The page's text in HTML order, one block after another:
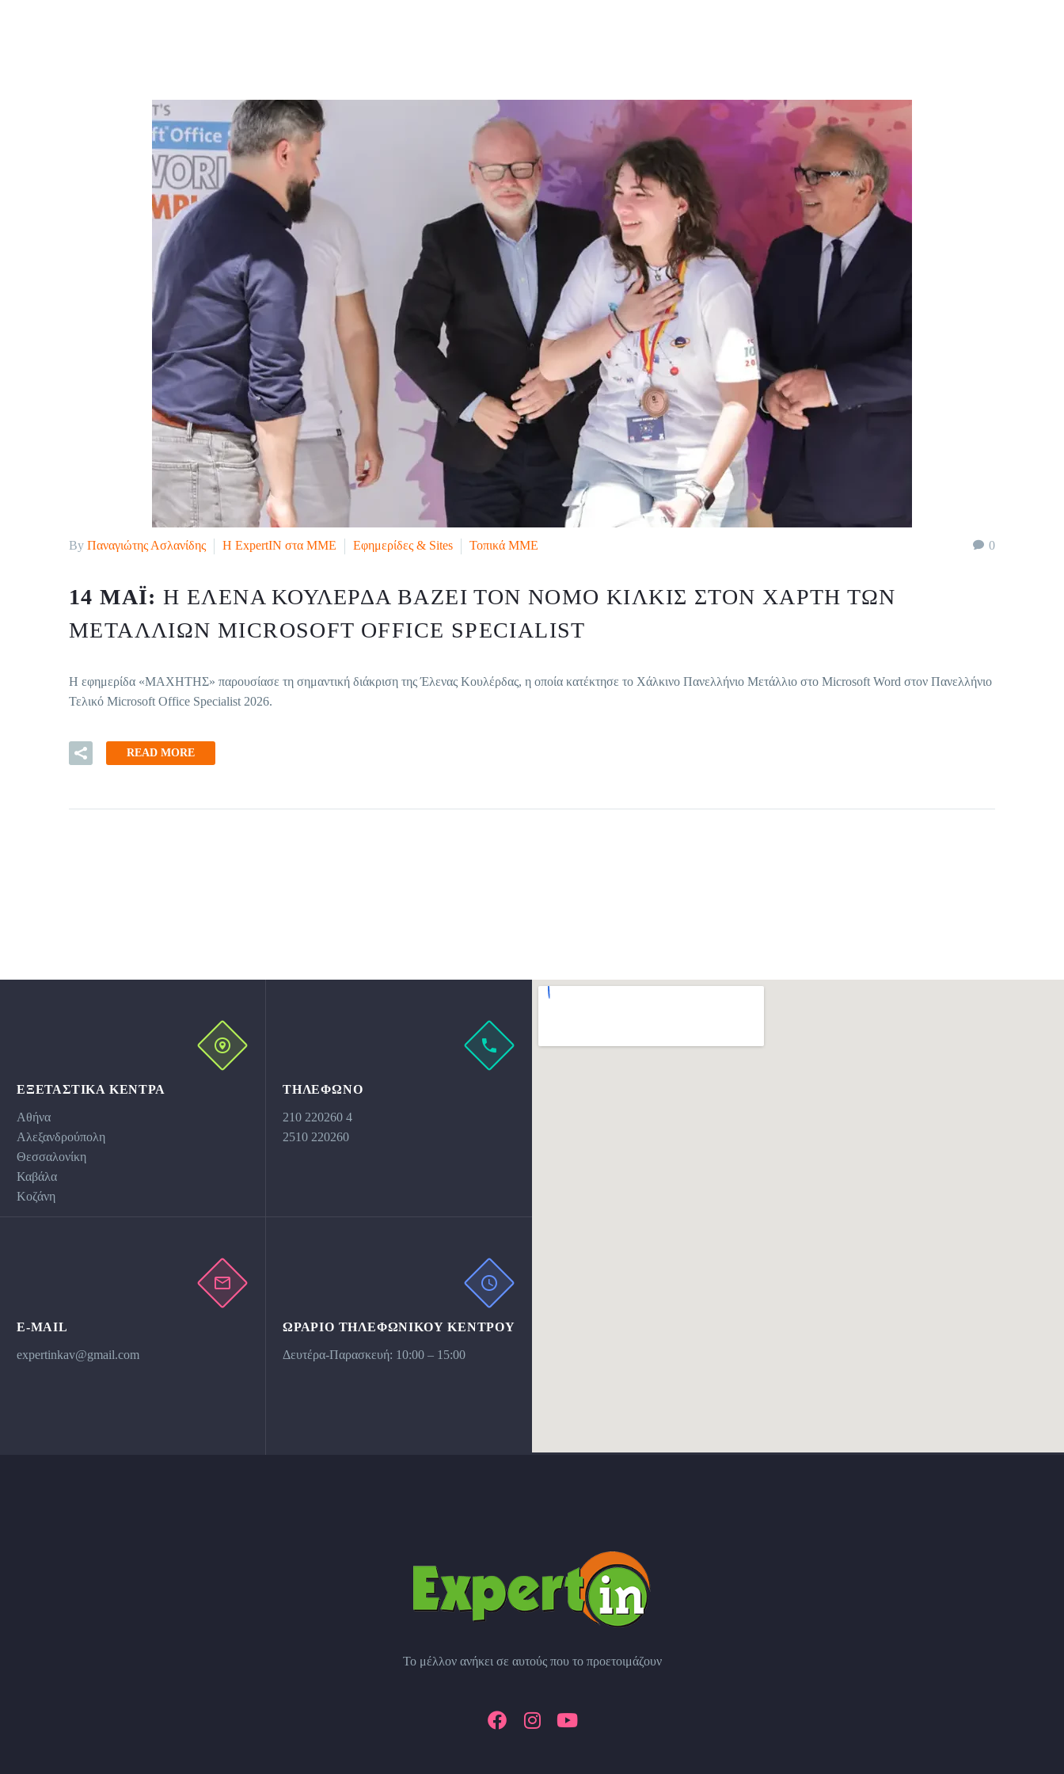
0
By Παναγιώτης Ασλανίδης H ExpertIN στα ΜΜΕ Εφημερίδες & Sites Τοπικά ΜΜΕ
14 ΜΆΙ:Η ΈΛΕΝΑ ΚΟΥΛΈΡΔΑ ΒΆΖΕΙ ΤΟΝ ΝΟΜΌ ΚΙΛΚΊΣ ΣΤΟΝ ΧΆΡΤΗ ΤΩΝ
ΜΕΤΑΛΛΊΩΝ MICROSOFT OFFICE SPECIALIST
Η εφημερίδα «ΜΑΧΗΤΗΣ» παρουσίασε τη σημαντική διάκριση της Έλενας Κουλέρδας, η οποία κατέκτησε το Χάλκινο Πανελλήνιο Μετάλλιο στο Microsoft Word στον Πανελλήνιο
Τελικό Microsoft Office Specialist 2026.
READ MORE
ΕΞΕΤΑΣΤΙΚΆ ΚΕΝΤΡΑ
Αθήνα
Αλεξανδρούπολη
Θεσσαλονίκη
Καβάλα
Κοζάνη
ΤΗΛΕΦΩΝΟ
210 220260 4
2510 220260
E-MAIL
expertinkav@gmail.com
ΩΡΆΡΙΟ ΤΗΛΕΦΩΝΙΚΟΥ ΚΕΝΤΡΟΥ
Δευτέρα-Παρασκευή: 10:00 – 15:00
Το μέλλον ανήκει σε αυτούς που το προετοιμάζουν